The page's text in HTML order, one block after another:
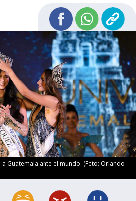
Guatemala ante el mundo. (Foto: Orlando